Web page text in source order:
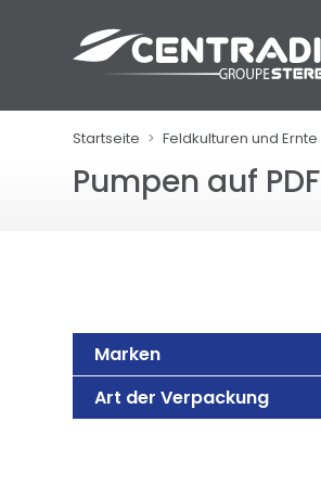
Startseite Feldkulturen und Ernte
Pumpen auf PDF
Marken
Art der Verpackung